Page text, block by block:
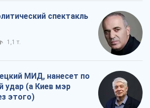
спектакль
1,1 т.
МИД, нанесет по
удар (а Киев мэр
этого)